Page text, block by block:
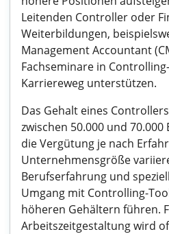
Leitenden Controller oder
Weiterbildungen,
Management Accountant
Fachseminare in
Karriereweg unterstützen.
Das Gehalt eines
zwischen 50.000 und
die Vergütung je nach
Unternehmensgröße
Berufserfahrung und
Umgang mit Controlling-
höheren Gehältern führen.
Arbeitszeitgestaltung wird